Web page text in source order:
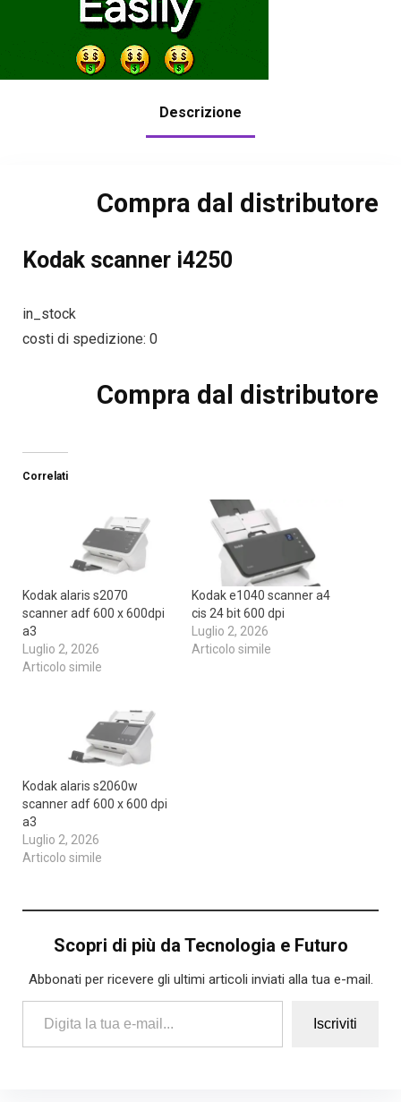
Descrizione
Compra dal distributore
Kodak scanner i4250
in_stock
costi di spedizione: 0
Compra dal distributore
Correlati
Kodak alaris s2070
scanner adf 600 x 600dpi
a3
Luglio 2, 2026
Articolo simile
Kodak e1040 scanner a4
cis 24 bit 600 dpi
Luglio 2, 2026
Articolo simile
Kodak alaris s2060w
scanner adf 600 x 600 dpi
a3
Luglio 2, 2026
Articolo simile
Scopri di più da Tecnologia e Futuro
Abbonati per ricevere gli ultimi articoli inviati alla tua e-mail.
Digita la tua e-mail...
Iscriviti